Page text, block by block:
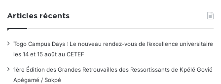
Articles récents
Togo Campus Days : Le nouveau rendez-vous de l’excellence universitaire
les 14 et 15 août au CETEF
1ère Édition des Grandes Retrouvailles des Ressortissants de Kpélé Govié
Apégamé / Sokpé